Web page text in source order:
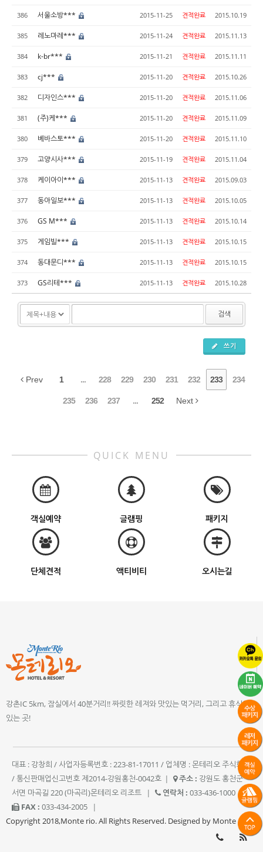
386 서울소방*** 2015-11-25 견적완료 2015.10.19
385 레노마레*** 2015-11-24 견적완료 2015.11.13
384 k-br*** 2015-11-21 견적완료 2015.11.11
383 cj*** 2015-11-20 견적완료 2015.10.26
382 디자인스*** 2015-11-20 견적완료 2015.11.06
381 (주)케*** 2015-11-20 견적완료 2015.11.09
380 베바스토*** 2015-11-20 견적완료 2015.11.10
379 고양시사*** 2015-11-19 견적완료 2015.11.04
378 케이아이*** 2015-11-13 견적완료 2015.09.03
377 동아일보*** 2015-11-13 견적완료 2015.10.05
376 GS M*** 2015-11-13 견적완료 2015.10.14
375 게임빌*** 2015-11-13 견적완료 2015.10.15
374 동대문디*** 2015-11-13 견적완료 2015.10.15
373 GS리테*** 2015-11-13 견적완료 2015.10.28
검색
쓰기
Prev 1 ... 228 229 230 231 232 233 234
235 236 237 ... 252 Next
QUICK MENU
객실예약 글램핑 패키지
단체견적 액티비티 오시는길
강촌IC 5km, 잠실에서 40분거리!! 짜릿한 레져와 맛있는 먹거리, 그리고 휴식이
있는 곳!
대표 : 강창희 / 사업자등록번호 : 223-81-17011 / 업체명 : 몬테리오 주식회사
/ 통신판매업신고번호 제2014-강원홍천-0042호 | 주소 : 강원도 홍천군
서면 마곡길 220 (마곡리)몬테리오 리조트
| 연락처 : 033-436-1000
|
FAX : 033-434-2005
|
Copyright 2018,Monte rio. All Rights Reserved. Designed by Monte rio.